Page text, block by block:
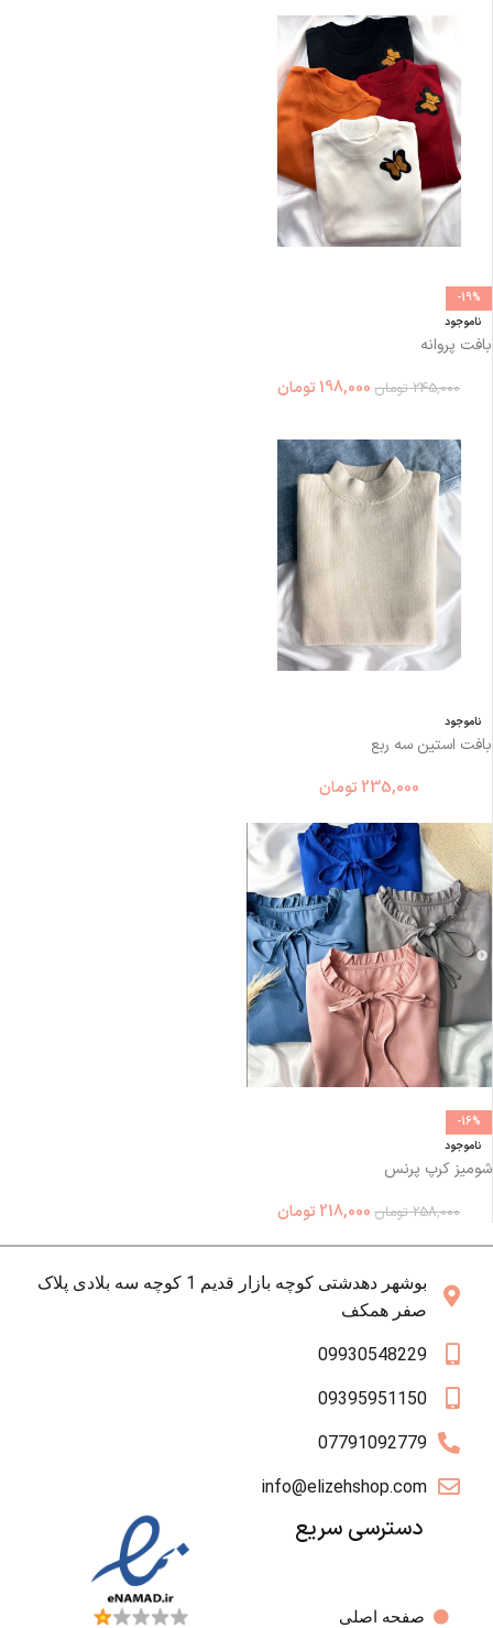
-19%
ناموجود
بافت پروانه
245,000 تومان 198,000 تومان
ناموجود
بافت استین سه ربع
235,000 تومان
-16%
ناموجود
شومیز کرپ پرنس
258,000 تومان 218,000 تومان
بوشهر دهدشتی کوچه بازار قدیم 1 کوچه سه بلادی پلاک
صفر همکف
09930548229
09395951150
07791092779
info@elizehshop.com
دسترسی سریع
صفحه اصلی